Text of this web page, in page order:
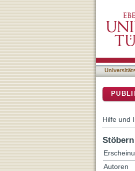
Hilfe und
Stöbern
Autoren